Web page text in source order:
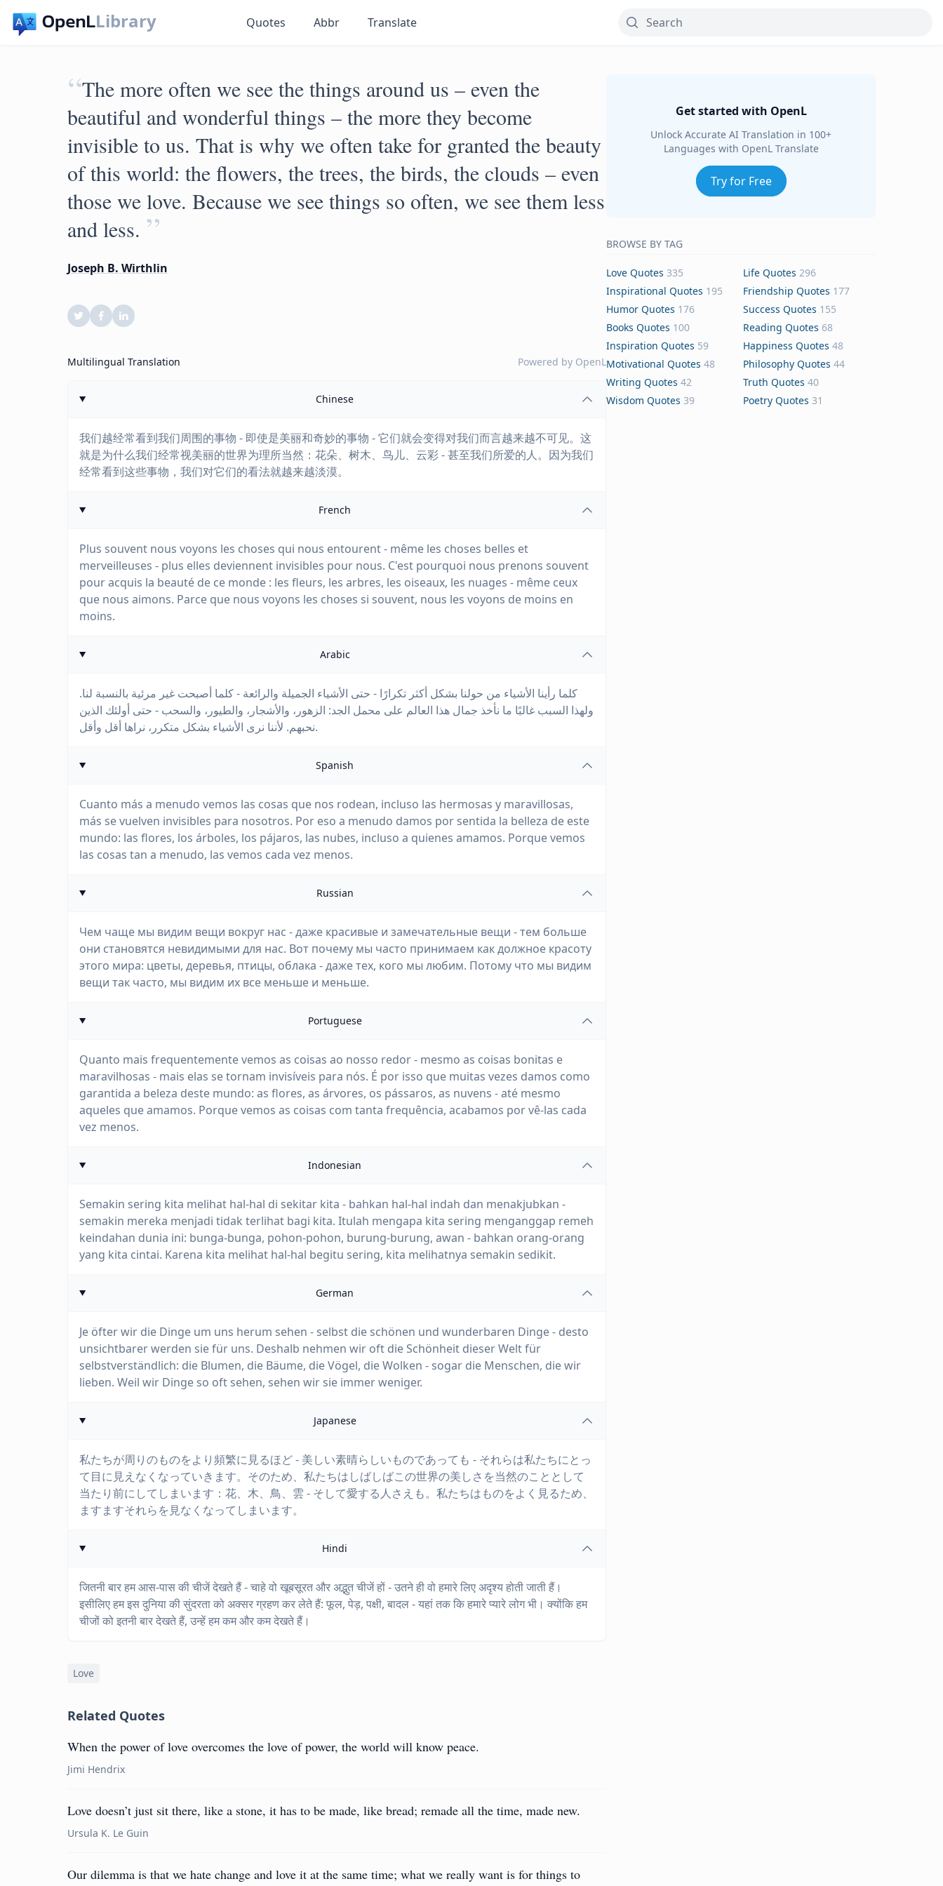
Library Quotes Abbr Translate
“The more often we see the things around us – even the
beautiful and wonderful things – the more they become
invisible to us. That is why we often take for granted the beauty
of this world: the flowers, the trees, the birds, the clouds – even
those we love. Because we see things so often, we see them less
and less. ”
Joseph B. Wirthlin
Multilingual Translation Powered by OpenL
Chinese
我们越经常看到我们周围的事物 - 即使是美丽和奇妙的事物 - 它们就会变得对我们而言越来越不可见。这
就是为什么我们经常视美丽的世界为理所当然：花朵、树木、鸟儿、云彩 - 甚至我们所爱的人。因为我们
经常看到这些事物，我们对它们的看法就越来越淡漠。
French
Plus souvent nous voyons les choses qui nous entourent - même les choses belles et
merveilleuses - plus elles deviennent invisibles pour nous. C'est pourquoi nous prenons souvent
pour acquis la beauté de ce monde : les fleurs, les arbres, les oiseaux, les nuages - même ceux
que nous aimons. Parce que nous voyons les choses si souvent, nous les voyons de moins en
moins.
Arabic
كلما رأينا الأشياء من حولنا بشكل أكثر تكرارًا - حتى الأشياء الجميلة والرائعة - كلما أصبحت غير مرئية بالنسبة لنا.
ولهذا السبب غالبًا ما نأخذ جمال هذا العالم على محمل الجد: الزهور، والأشجار، والطيور، والسحب - حتى أولئك الذين
نحبهم. لأننا نرى الأشياء بشكل متكرر، نراها أقل وأقل.
Spanish
Cuanto más a menudo vemos las cosas que nos rodean, incluso las hermosas y maravillosas,
más se vuelven invisibles para nosotros. Por eso a menudo damos por sentida la belleza de este
mundo: las flores, los árboles, los pájaros, las nubes, incluso a quienes amamos. Porque vemos
las cosas tan a menudo, las vemos cada vez menos.
Russian
Чем чаще мы видим вещи вокруг нас - даже красивые и замечательные вещи - тем больше
они становятся невидимыми для нас. Вот почему мы часто принимаем как должное красоту
этого мира: цветы, деревья, птицы, облака - даже тех, кого мы любим. Потому что мы видим
вещи так часто, мы видим их все меньше и меньше.
Portuguese
Quanto mais frequentemente vemos as coisas ao nosso redor - mesmo as coisas bonitas e
maravilhosas - mais elas se tornam invisíveis para nós. É por isso que muitas vezes damos como
garantida a beleza deste mundo: as flores, as árvores, os pássaros, as nuvens - até mesmo
aqueles que amamos. Porque vemos as coisas com tanta frequência, acabamos por vê-las cada
vez menos.
Indonesian
Semakin sering kita melihat hal-hal di sekitar kita - bahkan hal-hal indah dan menakjubkan -
semakin mereka menjadi tidak terlihat bagi kita. Itulah mengapa kita sering menganggap remeh
keindahan dunia ini: bunga-bunga, pohon-pohon, burung-burung, awan - bahkan orang-orang
yang kita cintai. Karena kita melihat hal-hal begitu sering, kita melihatnya semakin sedikit.
German
Je öfter wir die Dinge um uns herum sehen - selbst die schönen und wunderbaren Dinge - desto
unsichtbarer werden sie für uns. Deshalb nehmen wir oft die Schönheit dieser Welt für
selbstverständlich: die Blumen, die Bäume, die Vögel, die Wolken - sogar die Menschen, die wir
lieben. Weil wir Dinge so oft sehen, sehen wir sie immer weniger.
Japanese
私たちが周りのものをより頻繁に見るほど - 美しい素晴らしいものであっても - それらは私たちにとっ
て目に見えなくなっていきます。そのため、私たちはしばしばこの世界の美しさを当然のこととして
当たり前にしてしまいます：花、木、鳥、雲 - そして愛する人さえも。私たちはものをよく見るため、
ますますそれらを見なくなってしまいます。
Hindi
जितनी बार हम आस-पास की चीजें देखते हैं - चाहे वो खूबसूरत और अद्भुत चीजें हों - उतने ही वो हमारे लिए अदृश्य होती जाती हैं।
इसीलिए हम इस दुनिया की सुंदरता को अक्सर ग्रहण कर लेते हैं: फूल, पेड़, पक्षी, बादल - यहां तक कि हमारे प्यारे लोग भी। क्योंकि हम
चीजों को इतनी बार देखते हैं, उन्हें हम कम और कम देखते हैं।
Love
Related Quotes
When the power of love overcomes the love of power, the world will know peace.
Jimi Hendrix
Love doesn’t just sit there, like a stone, it has to be made, like bread; remade all the time, made new.
Ursula K. Le Guin
Our dilemma is that we hate change and love it at the same time; what we really want is for things to
Get started with OpenL
Unlock Accurate AI Translation in 100+
Languages with OpenL Translate
Try for Free
BROWSE BY TAG
Love Quotes 335 Life Quotes 296
Inspirational Quotes 195 Friendship Quotes 177
Humor Quotes 176 Success Quotes 155
Books Quotes 100 Reading Quotes 68
Inspiration Quotes 59 Happiness Quotes 48
Motivational Quotes 48 Philosophy Quotes 44
Writing Quotes 42 Truth Quotes 40
Wisdom Quotes 39 Poetry Quotes 31